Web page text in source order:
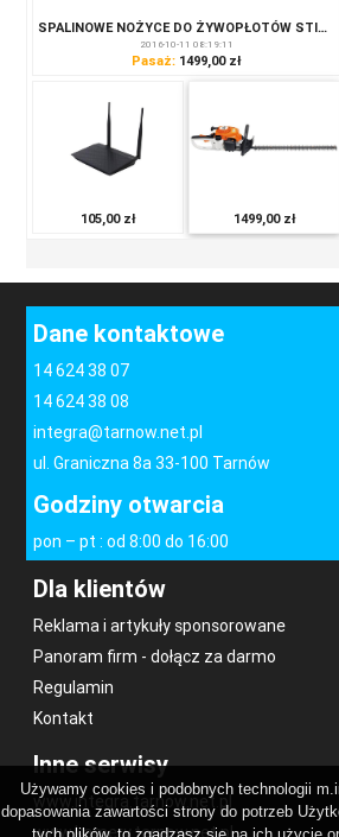
SPALINOWE NOŻYCE DO ŻYWOPŁOTÓW STIHL HS 45
2016-10-11 08:19:11
Pasaż: 1499,00 zł
105,00 zł 1499,00 zł
Dane kontaktowe
14 624 38 07
14 624 38 08
integra@tarnow.net.pl
ul. Graniczna 8a 33-100 Tarnów
Godziny otwarcia
pon – pt : od 8:00 do 16:00
Dla klientów
Reklama i artykuły sponsorowane
Panoram firm - dołącz za darmo
Regulamin
Kontakt
Inne serwisy
www.integra.tarnow.net.pl
www.kamery.tarnow.net.pl
Używamy cookies i podobnych technologii
dopasowania zawartości strony do potrzeb